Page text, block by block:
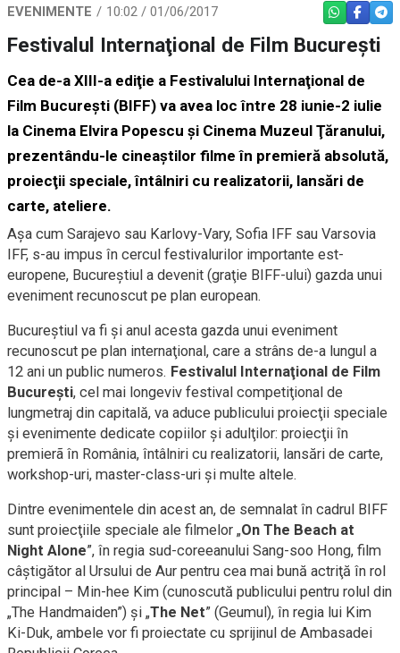
EVENIMENTE 10:02 / 01/06/2017 WHATSAPP
Festivalul Internaţional de Film Bucureşti
Cea de-a XIII-a ediţie a Festivalului Internaţional de
Film Bucureşti (BIFF) va avea loc între 28 iunie-2 iulie
la Cinema Elvira Popescu şi Cinema Muzeul Ţăranului,
prezentându-le cineaştilor filme în premieră absolută,
proiecţii speciale, întâlniri cu realizatorii, lansări de
carte, ateliere.
Aşa cum Sarajevo sau Karlovy-Vary, Sofia IFF sau Varsovia
IFF, s-au impus în cercul festivalurilor importante est-
europene, Bucureştiul a devenit (graţie BIFF-ului) gazda unui
eveniment recunoscut pe plan european.
Bucureştiul va fi şi anul acesta gazda unui eveniment
recunoscut pe plan internaţional, care a strâns de-a lungul a
12 ani un public numeros. Festivalul Internaţional de Film
Bucureşti, cel mai longeviv festival competiţional de
lungmetraj din capitală, va aduce publicului proiecţii speciale
şi evenimente dedicate copiilor şi adulţilor: proiecţii în
premierã în România, întâlniri cu realizatorii, lansări de carte,
workshop-uri, master-class-uri şi multe altele.
Dintre evenimentele din acest an, de semnalat în cadrul BIFF
sunt proiecţiile speciale ale filmelor „On The Beach at
Night Alone”, în regia sud-coreeanului Sang-soo Hong, film
câştigător al Ursului de Aur pentru cea mai bună actriţă în rol
principal – Min-hee Kim (cunoscută publicului pentru rolul din
„The Handmaiden”) şi „The Net” (Geumul), în regia lui Kim
Ki-Duk, ambele vor fi proiectate cu sprijinul de Ambasadei